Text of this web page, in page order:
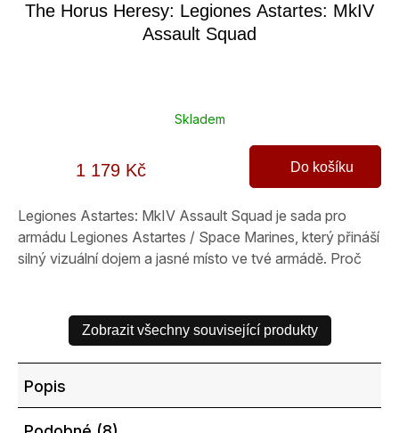
The Horus Heresy: Legiones Astartes: MkIV
Assault Squad
Skladem
1 179 Kč Do košíku
Legiones Astartes: MkIV Assault Squad je sada pro
armádu Legiones Astartes / Space Marines, který přináší
silný vizuální dojem a jasné místo ve tvé armádě. Proč
Zobrazit všechny související produkty
Popis